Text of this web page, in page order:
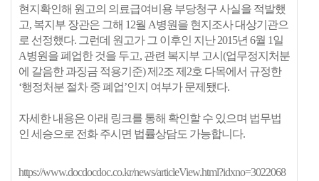
현지확인해 원고의 의료급여비용 부당청구 사실을 적발했
고, 복지부 장관은 그해 12월 A병원을 현지조사 대상기관으
로 선정했다. 그런데 원고가 그 이후인 지난 2015년 6월 1일
A병원을 폐업한 것을 두고, 관련 복지부 고시(업무정지처분
에 갈음한 과징금 적용기준) 제2조 제2호 다목에서 규정한
‘행정처분 절차 중 폐업’인지 여부가 문제됐다.
자세한 내용은 아래 링크를 통해 확인할 수 있으며 법무법
인 세승으로 전화 주시면 법률상담도 가능합니다.
https://www.docdocdoc.co.kr/news/articleView.html?idxno=3022068